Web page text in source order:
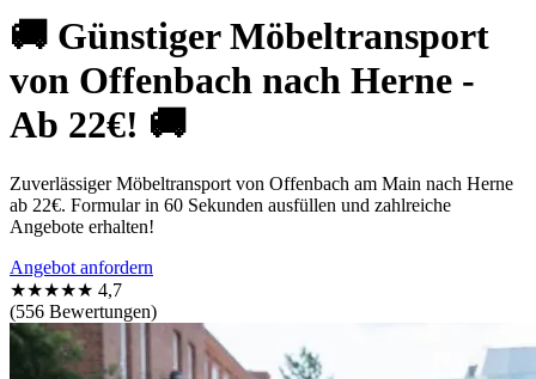
🚚 Günstiger Möbeltransport
von Offenbach nach Herne -
Ab 22€! 🚚
Zuverlässiger Möbeltransport von Offenbach am Main nach Herne
ab 22€. Formular in 60 Sekunden ausfüllen und zahlreiche
Angebote erhalten!
Angebot anfordern
★★★★★ 4,7
(556 Bewertungen)